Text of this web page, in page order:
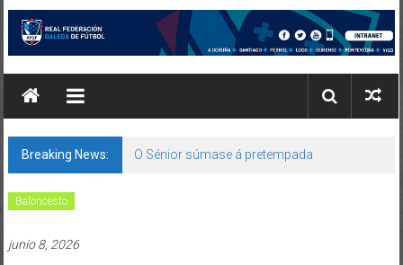
Breaking News: O Sénior súmase á pretempada
Baloncesto
junio 8, 2026